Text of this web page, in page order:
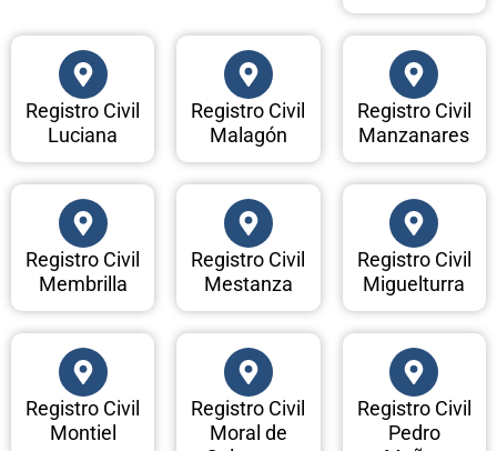
Registro Civil
Luciana
Registro Civil
Malagón
Registro Civil
Manzanares
Registro Civil
Membrilla
Registro Civil
Mestanza
Registro Civil
Miguelturra
Registro Civil
Montiel
Registro Civil
Moral de
Registro Civil
Pedro